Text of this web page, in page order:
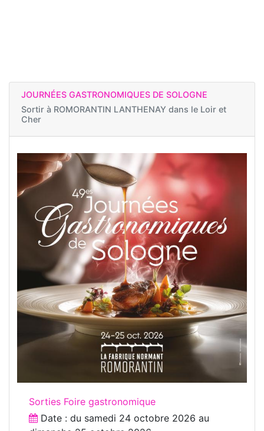
JOURNÉES GASTRONOMIQUES DE SOLOGNE
Sortir à ROMORANTIN LANTHENAY dans le Loir et
Cher
Sorties Foire gastronomique
Date : du samedi 24 octobre 2026 au